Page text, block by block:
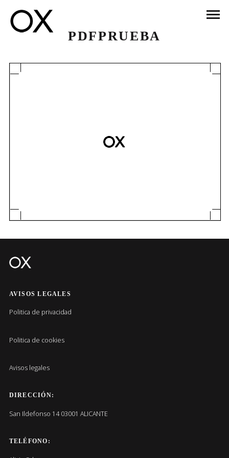
PDFPRUEBA
AVISOS LEGALES
Politica de privacidad
Politica de cookies
Avisos legales
DIRECCIÓN:
San Ildefonso 14 03001 ALICANTE
TELÉFONO: